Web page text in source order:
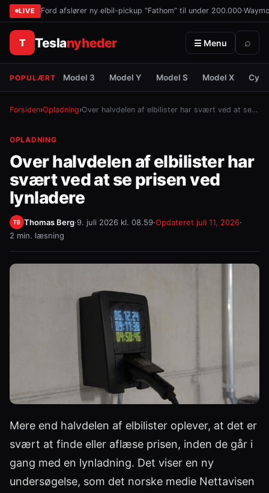
LIVE Ford afslører ny elbil-pickup “Fathom” til under 200.000·
T Teslanyheder ☰ Menu ⌕
POPULÆRT Model 3 Model Y Model S Model X
Forsiden›Opladning›Over halvdelen af elbilister har svært ved at se…
OPLADNING
Over halvdelen af elbilister har
svært ved at se prisen ved
lynladere
Thomas Berg·9. juli 2026 kl. 08.59·Opdateret juli 11, 2026·
2 min. læsning
Mere end halvdelen af elbilister oplever, at det er
svært at finde eller aflæse prisen, inden de går i
gang med en lynladning. Det viser en ny
undersøgelse, som det norske medie Nettavisen